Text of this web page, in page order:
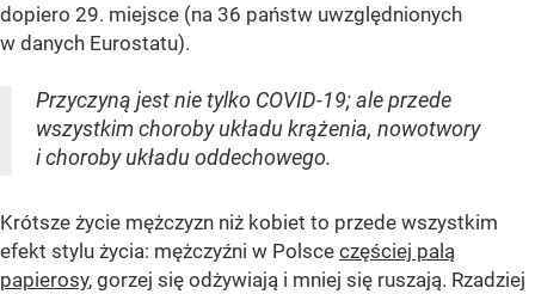
dopiero 29. miejsce (na 36 państw uwzględnionych
w danych Eurostatu).
Przyczyną jest nie tylko COVID-19; ale przede
wszystkim choroby układu krążenia, nowotwory
i choroby układu oddechowego.
Krótsze życie mężczyzn niż kobiet to przede wszystkim
efekt stylu życia: mężczyźni w Polsce częściej palą
papierosy, gorzej się odżywiają i mniej się ruszają. Rzadziej